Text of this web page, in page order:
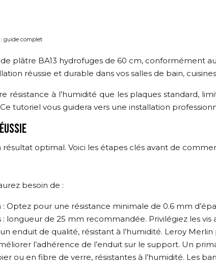
guide complet
plâtre BA13 hydrofuges de 60 cm, conformément
réussie et durable dans vos salles de bain,
résistance à l’humidité que les plaques standard,
tutoriel vous guidera vers une installation
optimal. Voici les étapes clés avant de
besoin de :
Optez pour une résistance minimale de 0.6 mm
longueur de 25 mm recommandée. Privilégiez les
enduit de qualité, résistant à l’humidité. Leroy
l’adhérence de l’enduit sur le support. Un
ou en fibre de verre, résistantes à l’humidité. Les